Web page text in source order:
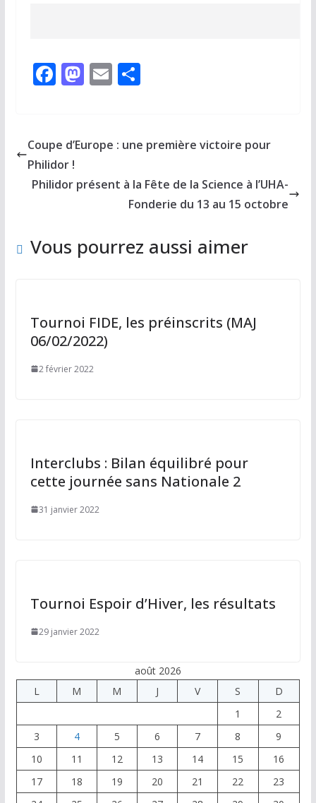
F
b
o
o
M
d
n
E
l
P
g
Coupe d’Europe : une première victoire pour
Philidor !
Philidor présent à la Fête de la Science à l’UHA-
Fonderie du 13 au 15 octobre
Vous pourrez aussi aimer
Tournoi FIDE, les préinscrits (MAJ
06/02/2022)
2 février 2022
Interclubs : Bilan équilibré pour
cette journée sans Nationale 2
31 janvier 2022
Tournoi Espoir d’Hiver, les résultats
29 janvier 2022
août 2026
L
M M J V S
D
1
2
3
4 5 6 7 8
9
10
11 12 13 14 15
16
17
18 19 20 21 22
23